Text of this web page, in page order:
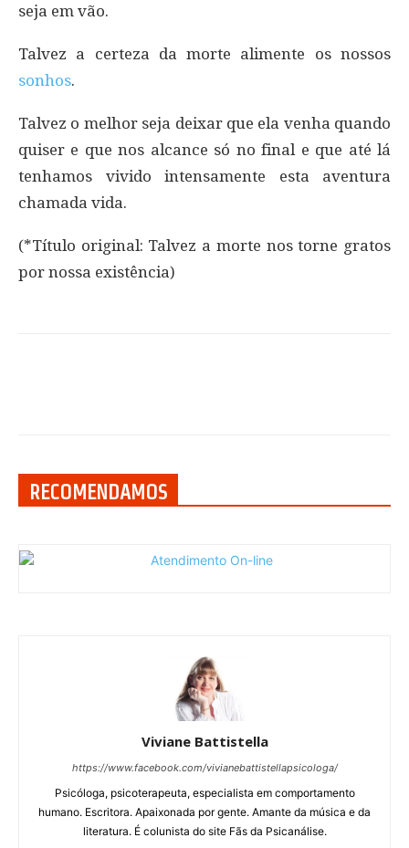
seja em vão.
Talvez a certeza da morte alimente os nossos
sonhos.
Talvez o melhor seja deixar que ela venha quando
quiser e que nos alcance só no final e que até lá
tenhamos vivido intensamente esta aventura
chamada vida.
(*Título original: Talvez a morte nos torne gratos
por nossa existência)
RECOMENDAMOS
Viviane Battistella
https://www.facebook.com/vivianebattistellapsicologa/
Psicóloga, psicoterapeuta, especialista em comportamento
humano. Escritora. Apaixonada por gente. Amante da música e da
literatura. É colunista do site Fãs da Psicanálise.